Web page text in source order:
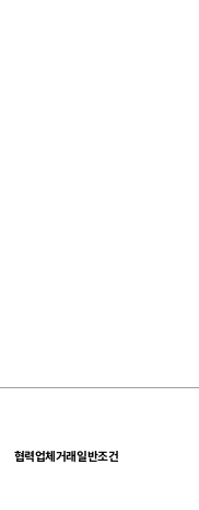
협력업체거래일반조건